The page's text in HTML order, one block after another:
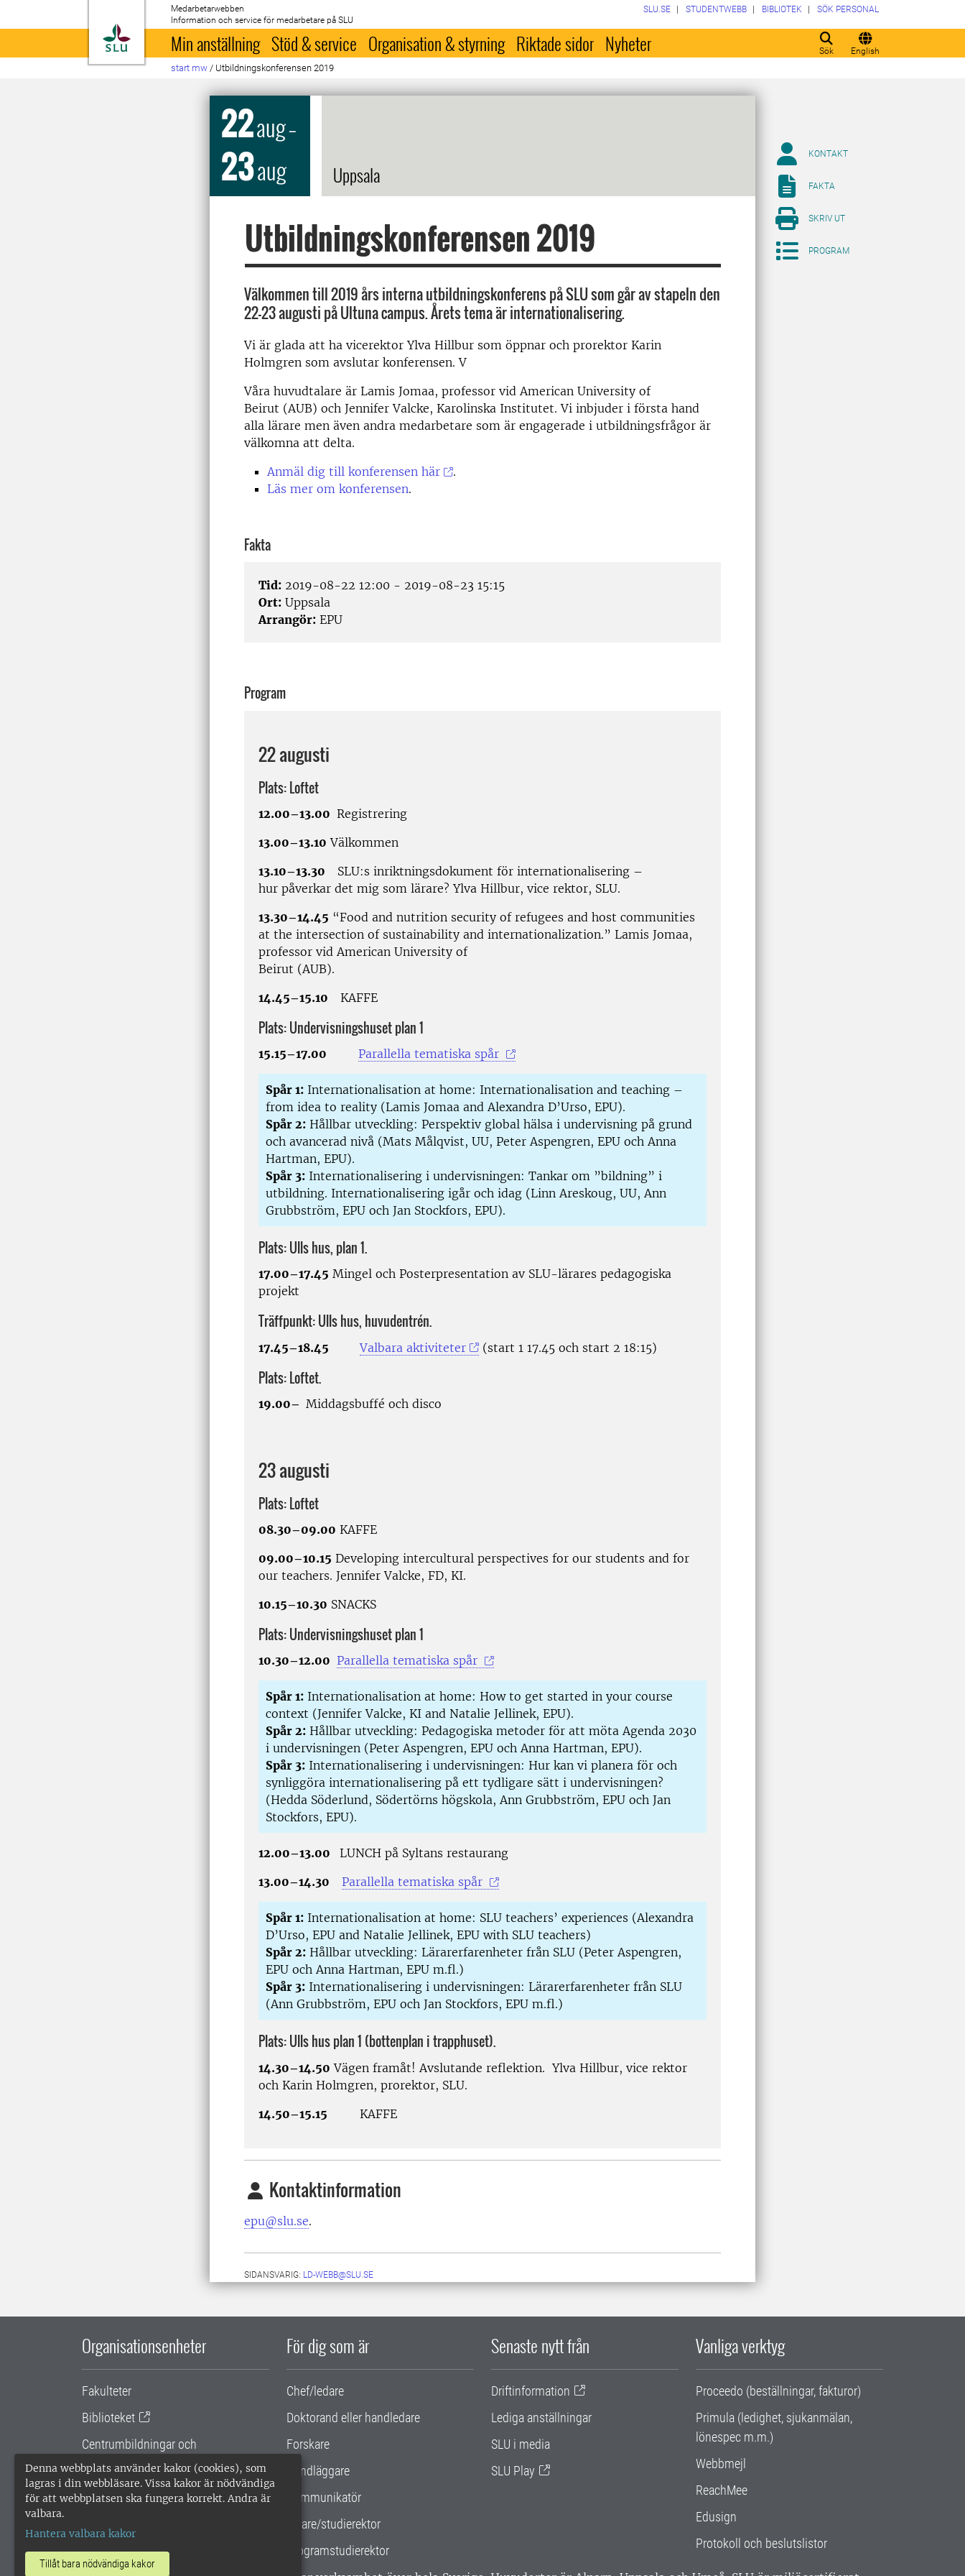
Denna webbplats använder kakor (cookies), som
lagras i din webbläsare. Vissa kakor är nödvändiga
för att webbplatsen ska fungera korrekt. Andra är
valbara.
Hantera valbara kakor
Tillåt bara nödvändiga kakor
Till startsida
Medarbetarwebben
Information och service för medarbetare på SLU
Sök English
SLU.SE STUDENTWEBB BIBLIOTEK SÖK PERSONAL
Min anställning Stöd & service Organisation & styrning Riktade sidor Nyheter
start mw / Utbildningskonferensen 2019
22aug–
23aug Uppsala
Utbildningskonferensen 2019
Välkommen till 2019 års interna utbildningskonferens på SLU som går av stapeln den
22-23 augusti på Ultuna campus. Årets tema är internationalisering.
Vi är glada att ha vicerektor Ylva Hillbur som öppnar och prorektor Karin
Holmgren som avslutar konferensen. V
Våra huvudtalare är Lamis Jomaa, professor vid American University of
Beirut (AUB) och Jennifer Valcke, Karolinska Institutet. Vi inbjuder i första hand
alla lärare men även andra medarbetare som är engagerade i utbildningsfrågor är
välkomna att delta.
Anmäl dig till konferensen här
.
Läs mer om konferensen.
Fakta
Tid: 2019-08-22 12:00 - 2019-08-23 15:15
Ort: Uppsala
Arrangör: EPU
Program
22 augusti
Plats: Loftet
12.00–13.00 Registrering
13.00–13.10 Välkommen
13.10–13.30
SLU:s inriktningsdokument för internationalisering –
hur påverkar det mig som lärare? Ylva Hillbur, vice rektor, SLU.
13.30–14.45 “Food and nutrition security of refugees and host communities
at the intersection of sustainability and internationalization.” Lamis Jomaa,
professor vid American University of
Beirut (AUB).
14.45–15.10
KAFFE
Plats: Undervisningshuset plan 1
15.15–17.00 Parallella tematiska spår
Spår 1: Internationalisation at home: Internationalisation and teaching –
from idea to reality (Lamis Jomaa and Alexandra D’Urso, EPU).
Spår 2: Hållbar utveckling: Perspektiv global hälsa i undervisning på grund
och avancerad nivå (Mats Målqvist, UU, Peter Aspengren, EPU och Anna
Hartman, EPU).
Spår 3: Internationalisering i undervisningen: Tankar om ”bildning” i
utbildning. Internationalisering igår och idag (Linn Areskoug, UU, Ann
Grubbström, EPU och Jan Stockfors, EPU).
Plats: Ulls hus, plan 1.
17.00–17.45 Mingel och Posterpresentation av SLU-lärares pedagogiska
projekt
Träffpunkt: Ulls hus, huvudentrén.
17.45–18.45 Valbara aktiviteter (start 1 17.45 och start 2 18:15)
Plats: Loftet.
19.00– Middagsbuffé och disco
23 augusti
Plats: Loftet
08.30–09.00 KAFFE
09.00–10.15 Developing intercultural perspectives for our students and for
our teachers. Jennifer Valcke, FD, KI.
10.15–10.30 SNACKS
Plats: Undervisningshuset plan 1
10.30–12.00 Parallella tematiska spår
Spår 1: Internationalisation at home: How to get started in your course
context (Jennifer Valcke, KI and Natalie Jellinek, EPU).
Spår 2: Hållbar utveckling: Pedagogiska metoder för att möta Agenda 2030
i undervisningen (Peter Aspengren, EPU och Anna Hartman, EPU).
Spår 3: Internationalisering i undervisningen: Hur kan vi planera för och
synliggöra internationalisering på ett tydligare sätt i undervisningen?
(Hedda Söderlund, Södertörns högskola, Ann Grubbström, EPU och Jan
Stockfors, EPU).
12.00–13.00
LUNCH på Syltans restaurang
13.00–14.30
Parallella tematiska spår
Spår 1: Internationalisation at home: SLU teachers’ experiences (Alexandra
D’Urso, EPU and Natalie Jellinek, EPU with SLU teachers)
Spår 2: Hållbar utveckling: Lärarerfarenheter från SLU (Peter Aspengren,
EPU och Anna Hartman, EPU m.fl.)
Spår 3: Internationalisering i undervisningen: Lärarerfarenheter från SLU
(Ann Grubbström, EPU och Jan Stockfors, EPU m.fl.)
Plats: Ulls hus plan 1 (bottenplan i trapphuset).
14.30–14.50 Vägen framåt! Avslutande reflektion. Ylva Hillbur, vice rektor
och Karin Holmgren, prorektor, SLU.
14.50–15.15 KAFFE
Kontaktinformation
epu@slu.se.
SIDANSVARIG: LD-WEBB@SLU.SE
KONTAKT
FAKTA
SKRIV UT
PROGRAM
Organisationsenheter
Fakulteter
Biblioteket
Centrumbildningar och
samarbetsprojekt
Gemensamma verksamhetsstödet
För dig som är
Chef/ledare
Doktorand eller handledare
Forskare
Handläggare
Kommunikatör
Lärare/studierektor
Programstudierektor
Senaste nytt från
Driftinformation
Lediga anställningar
SLU i media
SLU Play
Vanliga verktyg
Proceedo (beställningar, fakturor)
Primula (ledighet, sjukanmälan,
lönespec m.m.)
Webbmejl
ReachMee
Edusign
Protokoll och beslutslistor